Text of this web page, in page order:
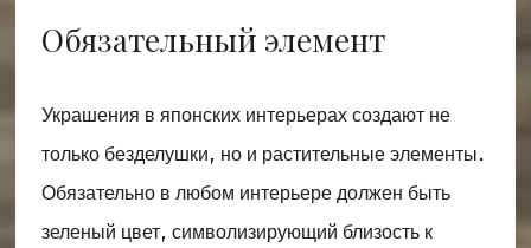
Обязательный элемент
Украшения в японских интерьерах создают не
только безделушки, но и растительные элементы.
Обязательно в любом интерьере должен быть
зеленый цвет, символизирующий близость к